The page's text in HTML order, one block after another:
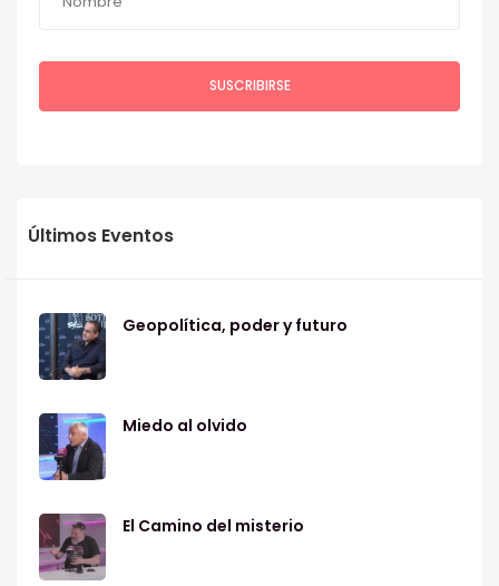
Últimos Eventos
Geopolítica, poder y futuro
Miedo al olvido
El Camino del misterio